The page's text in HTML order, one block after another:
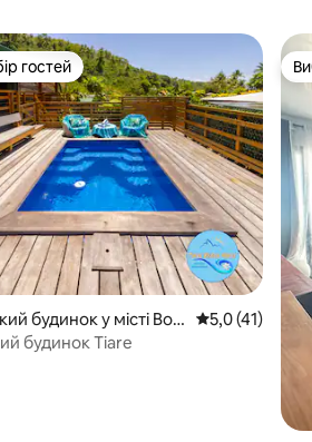
з 5, відгуки: 59
гостей
гостей
будинок у місті Bor
Середня
5,0 (41)
будинок Tiare